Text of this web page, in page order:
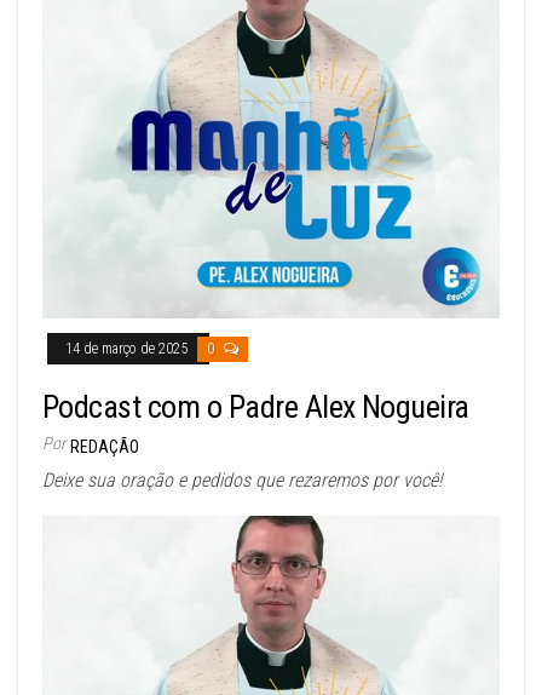
14 de março de 2025 0
Podcast com o Padre Alex Nogueira
Por REDAÇÃO
Deixe sua oração e pedidos que rezaremos por você!